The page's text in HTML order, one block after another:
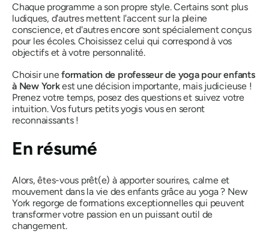
Chaque programme a son propre style. Certains sont plus
ludiques, d'autres mettent l'accent sur la pleine
conscience, et d'autres encore sont spécialement conçus
pour les écoles. Choisissez celui qui correspond à vos
objectifs et à votre personnalité.
Choisir uneformation de professeur de yoga pour enfants
à New Yorkest une décision importante, mais judicieuse !
Prenez votre temps, posez des questions et suivez votre
intuition. Vos futurs petits yogis vous en seront
reconnaissants !
En résumé
Alors, êtes-vous prêt(e) à apporter sourires, calme et
mouvement dans la vie des enfants grâce au yoga ? New
York regorge de formations exceptionnelles qui peuvent
transformer votre passion en un puissant outil de
changement.